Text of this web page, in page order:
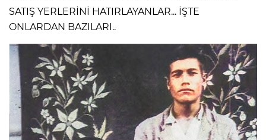
SATIŞ YERLERİNİ HATIRLAYANLAR... İŞTE
ONLARDAN BAZILARI..